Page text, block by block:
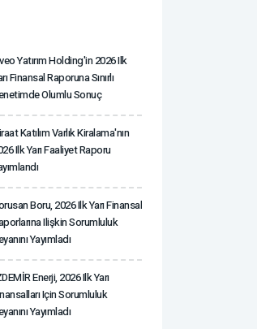
Yatırım Holding'in 2026 Ilk
Finansal Raporuna Sınırlı
Olumlu Sonuç
Katılım Varlık Kiralama'nın
Ilk Yarı Faaliyet Raporu
Boru, 2026 Ilk Yarı Finansal
Ilişkin Sorumluluk
Yayımladı
Enerji, 2026 Ilk Yarı
Için Sorumluluk
Yayımladı